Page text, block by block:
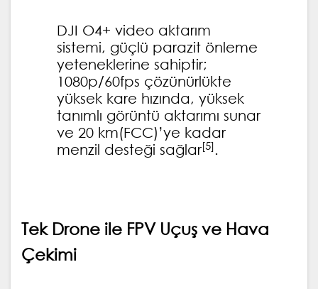
DJI O4+ video aktarım
sistemi, güçlü parazit önleme
yeteneklerine sahiptir;
1080p/60fps çözünürlükte
yüksek kare hızında, yüksek
tanımlı görüntü aktarımı sunar
ve 20 km(FCC)’ye kadar
menzil desteği sağlar[5].
Tek Drone ile FPV Uçuş ve Hava
Çekimi